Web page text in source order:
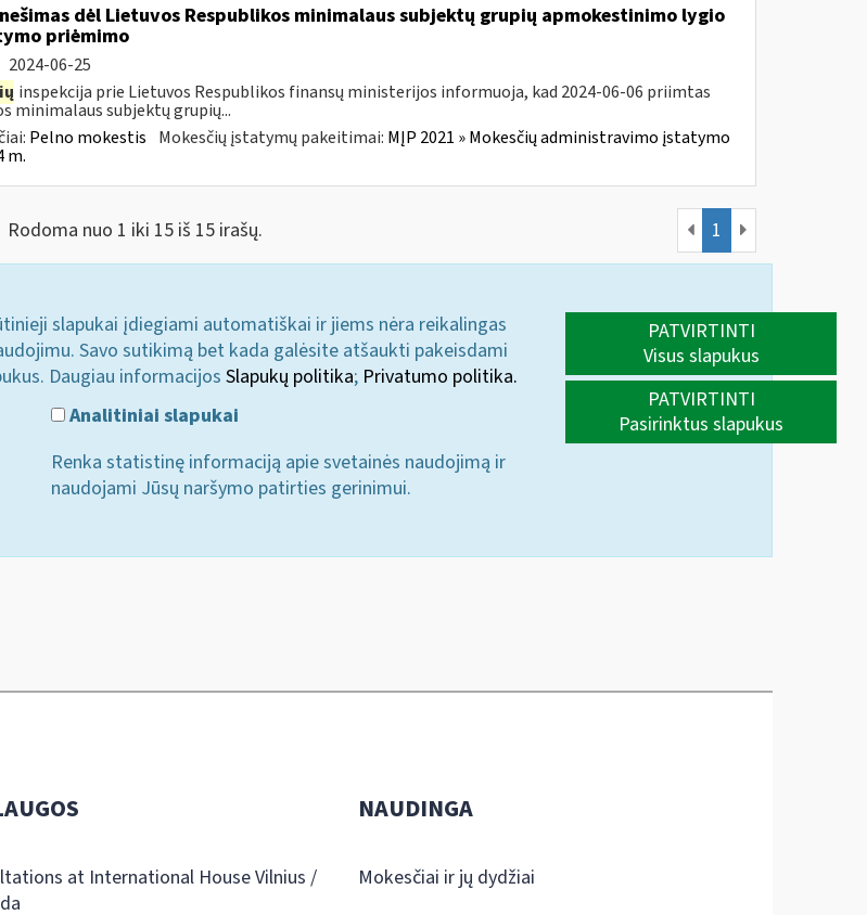
dėl Lietuvos Respublikos minimalaus subjektų grupių apmokestinimo lygio
priėmimo
2024-06-25
inspekcija prie Lietuvos Respublikos finansų ministerijos informuoja, kad 2024-06-06 priimtas
minimalaus subjektų grupių...
Pelno mokestis Mokesčių įstatymų pakeitimai: MĮP 2021 » Mokesčių administravimo įstatymo
m.
Rodoma nuo 1 iki 15 iš 15 irašų. 1
slapukai įdiegiami automatiškai ir jiems nėra reikalingas
Savo sutikimą bet kada galėsite atšaukti pakeisdami
Daugiau informacijos Slapukų politika; Privatumo politika.
Analitiniai slapukai
Renka statistinę informaciją apie svetainės naudojimą ir
naudojami Jūsų naršymo patirties gerinimui.
PATVIRTINTI
Visus slapukus
PATVIRTINTI
Pasirinktus slapukus
at International House Vilnius /
NAUDINGA
Mokesčiai ir jų dydžiai